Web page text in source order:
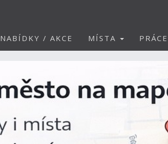
NABÍDKY / AKCE MÍSTA PRÁCE